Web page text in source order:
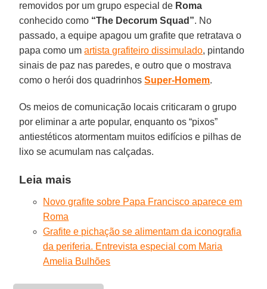
removidos por um grupo especial de Roma
conhecido como “The Decorum Squad”. No
passado, a equipe apagou um grafite que retratava o
papa como umartista grafiteiro dissimulado, pintando
sinais de paz nas paredes, e outro que o mostrava
como o herói dos quadrinhosSuper-Homem.
Os meios de comunicação locais criticaram o grupo
por eliminar a arte popular, enquanto os “pixos”
antiestéticos atormentam muitos edifícios e pilhas de
lixo se acumulam nas calçadas.
Leia mais
Novo grafite sobre Papa Francisco aparece em
Roma
Grafite e pichação se alimentam da iconografia
da periferia. Entrevista especial com Maria
Amelia Bulhões